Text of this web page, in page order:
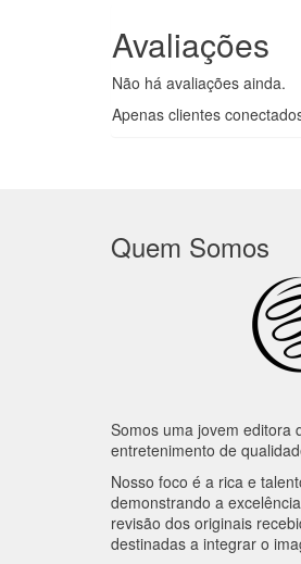
Avaliações
Não há avaliações ainda.
Apenas clientes
Quem Somos
Somos uma jovem editora
entretenimento de
Nosso foco é a rica e
demonstrando a
revisão dos originais
destinadas a integrar o